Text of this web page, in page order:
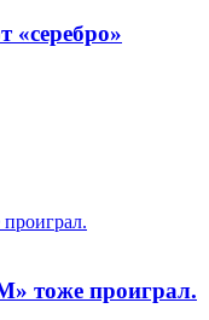
«серебро»
тоже проиграл.